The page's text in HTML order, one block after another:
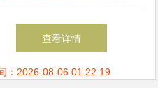
在上海的科技创新突破
查看详情
：2026-08-06 01:22:19